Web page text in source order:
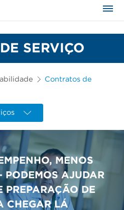
SERVIÇO
Contratos de
MENOS
PODEMOS AJUDAR
PREPARAÇÃO DE
CHEGAR LÁ